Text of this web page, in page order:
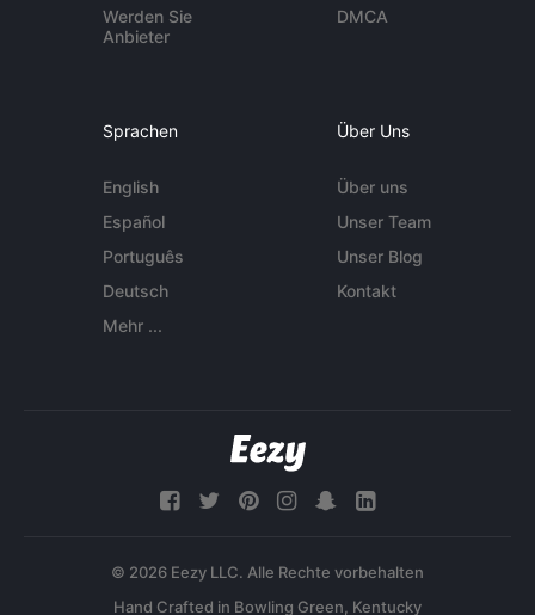
Werden Sie
Anbieter
DMCA
Sprachen
English
Español
Português
Deutsch
Mehr ...
Über Uns
Über uns
Unser Team
Unser Blog
Kontakt
© 2026 Eezy LLC. Alle Rechte vorbehalten